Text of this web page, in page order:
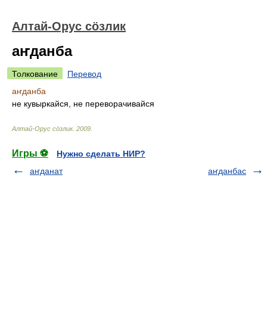
Алтай-Орус сöзлик
аҥданба
Толкование
Перевод
аҥданба
не кувыркайся, не переворачивайся
Алтай-Орус сöзлик. 2009
Игры ⚽
Нужно сделать НИР?
аҥданат
аҥданбас